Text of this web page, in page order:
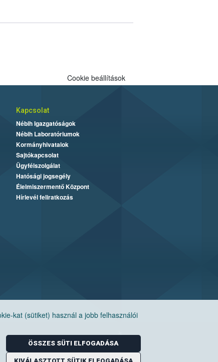
kat (sütiket) használ a jobb felhasználói
ÖSSZES SÜTI ELFOGADÁSA
Cookie beállítások
Kapcsolat
Nébih Igazgatóságok
Nébih Laboratóriumok
Kormányhivatalok
Sajtókapcsolat
Ügyfélszolgálat
Hatósági jogsegély
Élelmiszermentő Központ
Hírlevél feliratkozás